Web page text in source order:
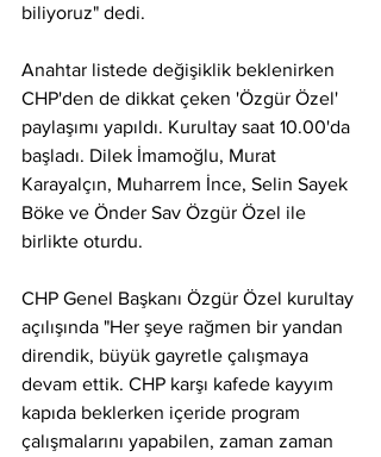
biliyoruz" dedi.
Anahtar listede değişiklik beklenirken
CHP'den de dikkat çeken 'Özgür Özel'
paylaşımı yapıldı. Kurultay saat 10.00'da
başladı. Dilek İmamoğlu, Murat
Karayalçın, Muharrem İnce, Selin Sayek
Böke ve Önder Sav Özgür Özel ile
birlikte oturdu.
CHP Genel Başkanı Özgür Özel kurultay
açılışında "Her şeye rağmen bir yandan
direndik, büyük gayretle çalışmaya
devam ettik. CHP karşı kafede kayyım
kapıda beklerken içeride program
çalışmalarını yapabilen, zaman zaman